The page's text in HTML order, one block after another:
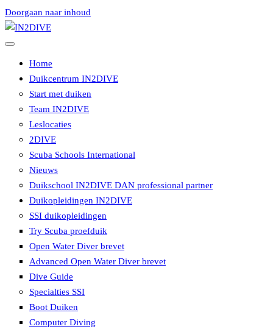
Doorgaan naar inhoud
Home
Duikcentrum IN2DIVE
Start met duiken
Team IN2DIVE
Leslocaties
2DIVE
Scuba Schools International
Nieuws
Duikschool IN2DIVE DAN professional partner
Duikopleidingen IN2DIVE
SSI duikopleidingen
Try Scuba proefduik
Open Water Diver brevet
Advanced Open Water Diver brevet
Dive Guide
Specialties SSI
Boot Duiken
Computer Diving